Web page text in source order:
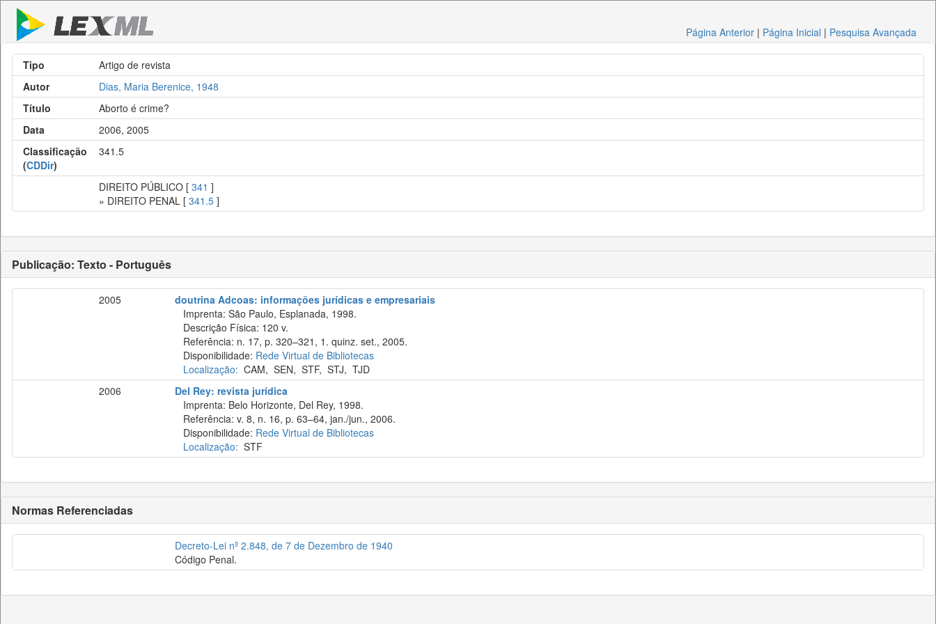
Página Anterior | Página Inicial | Pesquisa Avançada
Tipo
Artigo de revista
Autor
Dias, Maria Berenice, 1948
Título
Aborto é crime?
Data
2006, 2005
Classificação
(CDDir)
341.5
DIREITO PÚBLICO [ 341 ]
» DIREITO PENAL [ 341.5 ]
Publicação: Texto - Português
2005
doutrina Adcoas: informações jurídicas e empresariais
Imprenta: São Paulo, Esplanada, 1998.
Descrição Física: 120 v.
Referência: n. 17, p. 320–321, 1. quinz. set., 2005.
Disponibilidade: Rede Virtual de Bibliotecas
Localização: CAM, SEN, STF, STJ, TJD
2006
Del Rey: revista jurídica
Imprenta: Belo Horizonte, Del Rey, 1998.
Referência: v. 8, n. 16, p. 63–64, jan./jun., 2006.
Disponibilidade: Rede Virtual de Bibliotecas
Localização: STF
Normas Referenciadas
Decreto-Lei nº 2.848, de 7 de Dezembro de 1940
Código Penal.